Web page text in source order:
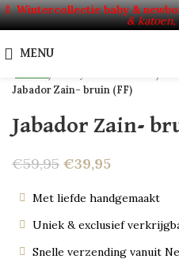
🍼Wintercollectie baby &
&
MENU
HOT
Click to enlarge
Jabador Zain- bruin (FF)
Jabador Zain-
€59,95 €39,95
Met liefde handgemaakt
Uniek & exclusief
Snelle verzending vanuit